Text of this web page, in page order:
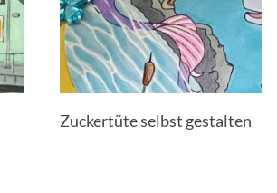
Zuckertüte selbst gestalten